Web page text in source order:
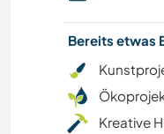
NATUR
GEBIRGE
Bereits etwas
Kreative